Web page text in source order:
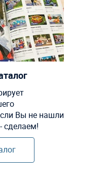
Вы не нашли
сделаем!